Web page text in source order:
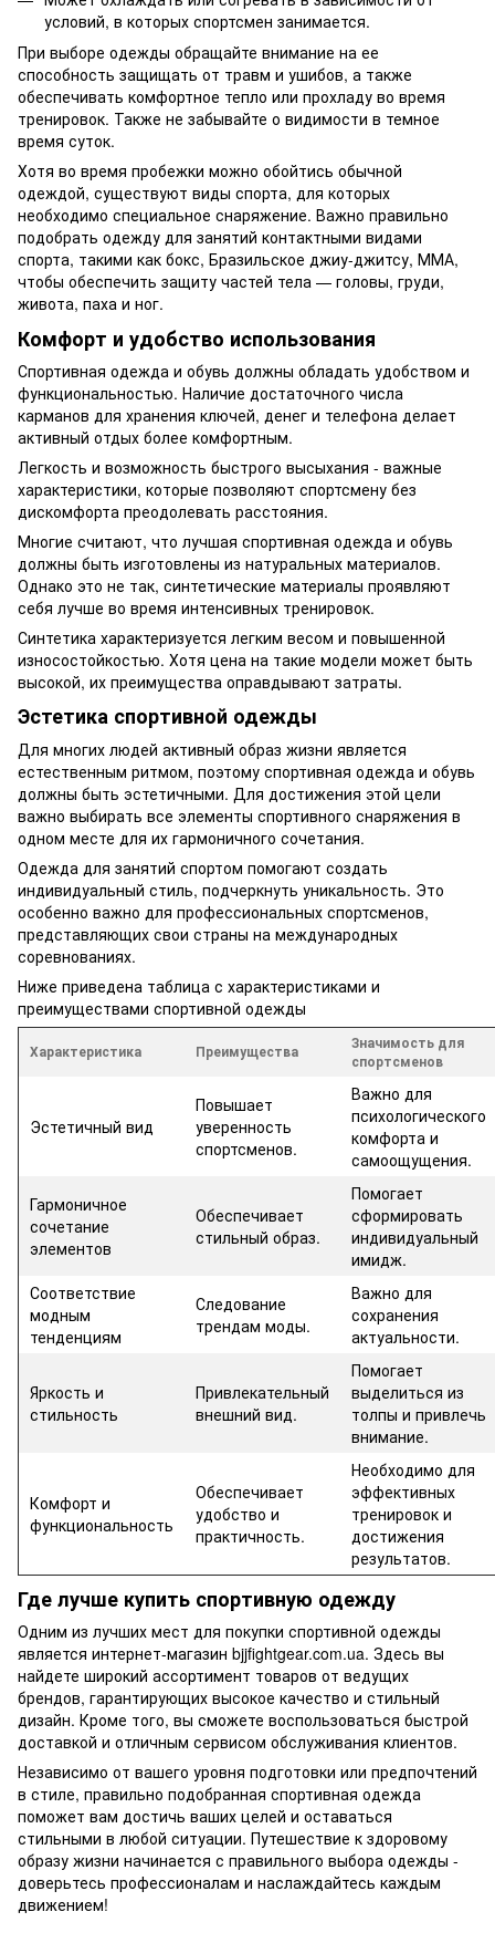
условий, в которых спортсмен занимается.
При выборе одежды обращайте внимание на ее
способность защищать от травм и ушибов, а также
обеспечивать комфортное тепло или прохладу во время
тренировок. Также не забывайте о видимости в темное
время суток.
Хотя во время пробежки можно обойтись обычной
одеждой, существуют виды спорта, для которых
необходимо специальное снаряжение. Важно правильно
подобрать одежду для занятий контактными видами
спорта, такими как бокс, Бразильское джиу-джитсу, ММА,
чтобы обеспечить защиту частей тела — головы, груди,
живота, паха и ног.
Комфорт и удобство использования
Спортивная одежда и обувь должны обладать удобством и
функциональностью. Наличие достаточного числа
карманов для хранения ключей, денег и телефона делает
активный отдых более комфортным.
Легкость и возможность быстрого высыхания - важные
характеристики, которые позволяют спортсмену без
дискомфорта преодолевать расстояния.
Многие считают, что лучшая спортивная одежда и обувь
должны быть изготовлены из натуральных материалов.
Однако это не так, синтетические материалы проявляют
себя лучше во время интенсивных тренировок.
Синтетика характеризуется легким весом и повышенной
износостойкостью. Хотя цена на такие модели может быть
высокой, их преимущества оправдывают затраты.
Эстетика спортивной одежды
Для многих людей активный образ жизни является
естественным ритмом, поэтому спортивная одежда и обувь
должны быть эстетичными. Для достижения этой цели
важно выбирать все элементы спортивного снаряжения в
одном месте для их гармоничного сочетания.
Одежда для занятий спортом помогают создать
индивидуальный стиль, подчеркнуть уникальность. Это
особенно важно для профессиональных спортсменов,
представляющих свои страны на международных
соревнованиях.
Ниже приведена таблица с характеристиками и
преимуществами спортивной одежды
Характеристика Преимущества
Значимость для
спортсменов
Эстетичный вид
Повышает
уверенность
спортсменов.
Важно для
психологического
комфорта и
самоощущения.
Гармоничное
сочетание
элементов
Обеспечивает
стильный образ.
Помогает
сформировать
индивидуальный
имидж.
Соответствие
модным
тенденциям
Следование
трендам моды.
Важно для
сохранения
актуальности.
Яркость и
стильность
Привлекательный
внешний вид.
Помогает
выделиться из
толпы и привлечь
внимание.
Комфорт и
функциональность
Обеспечивает
удобство и
практичность.
Необходимо для
эффективных
тренировок и
достижения
результатов.
Где лучше купить спортивную одежду
Одним из лучших мест для покупки спортивной одежды
является интернет-магазин bjjfightgear.com.ua. Здесь вы
найдете широкий ассортимент товаров от ведущих
брендов, гарантирующих высокое качество и стильный
дизайн. Кроме того, вы сможете воспользоваться быстрой
доставкой и отличным сервисом обслуживания клиентов.
Независимо от вашего уровня подготовки или предпочтений
в стиле, правильно подобранная спортивная одежда
поможет вам достичь ваших целей и оставаться
стильными в любой ситуации. Путешествие к здоровому
образу жизни начинается с правильного выбора одежды -
доверьтесь профессионалам и наслаждайтесь каждым
движением!